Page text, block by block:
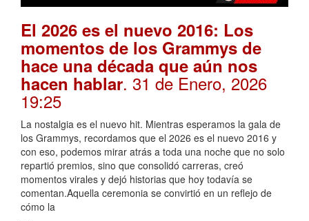
El 2026 es el nuevo 2016: Los
momentos de los Grammys de
hace una década que aún nos
hacen hablar. 31 de Enero, 2026
19:25
La nostalgia es el nuevo hit. Mientras esperamos la gala de
los Grammys, recordamos que el 2026 es el nuevo 2016 y
con eso, podemos mirar atrás a toda una noche que no solo
repartió premios, sino que consolidó carreras, creó
momentos virales y dejó historias que hoy todavía se
comentan.Aquella ceremonia se convirtió en un reflejo de
cómo la